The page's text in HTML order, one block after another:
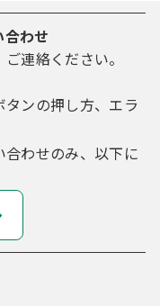
わせ
連絡ください。
ンの押し方、エラ
わせのみ、以下に